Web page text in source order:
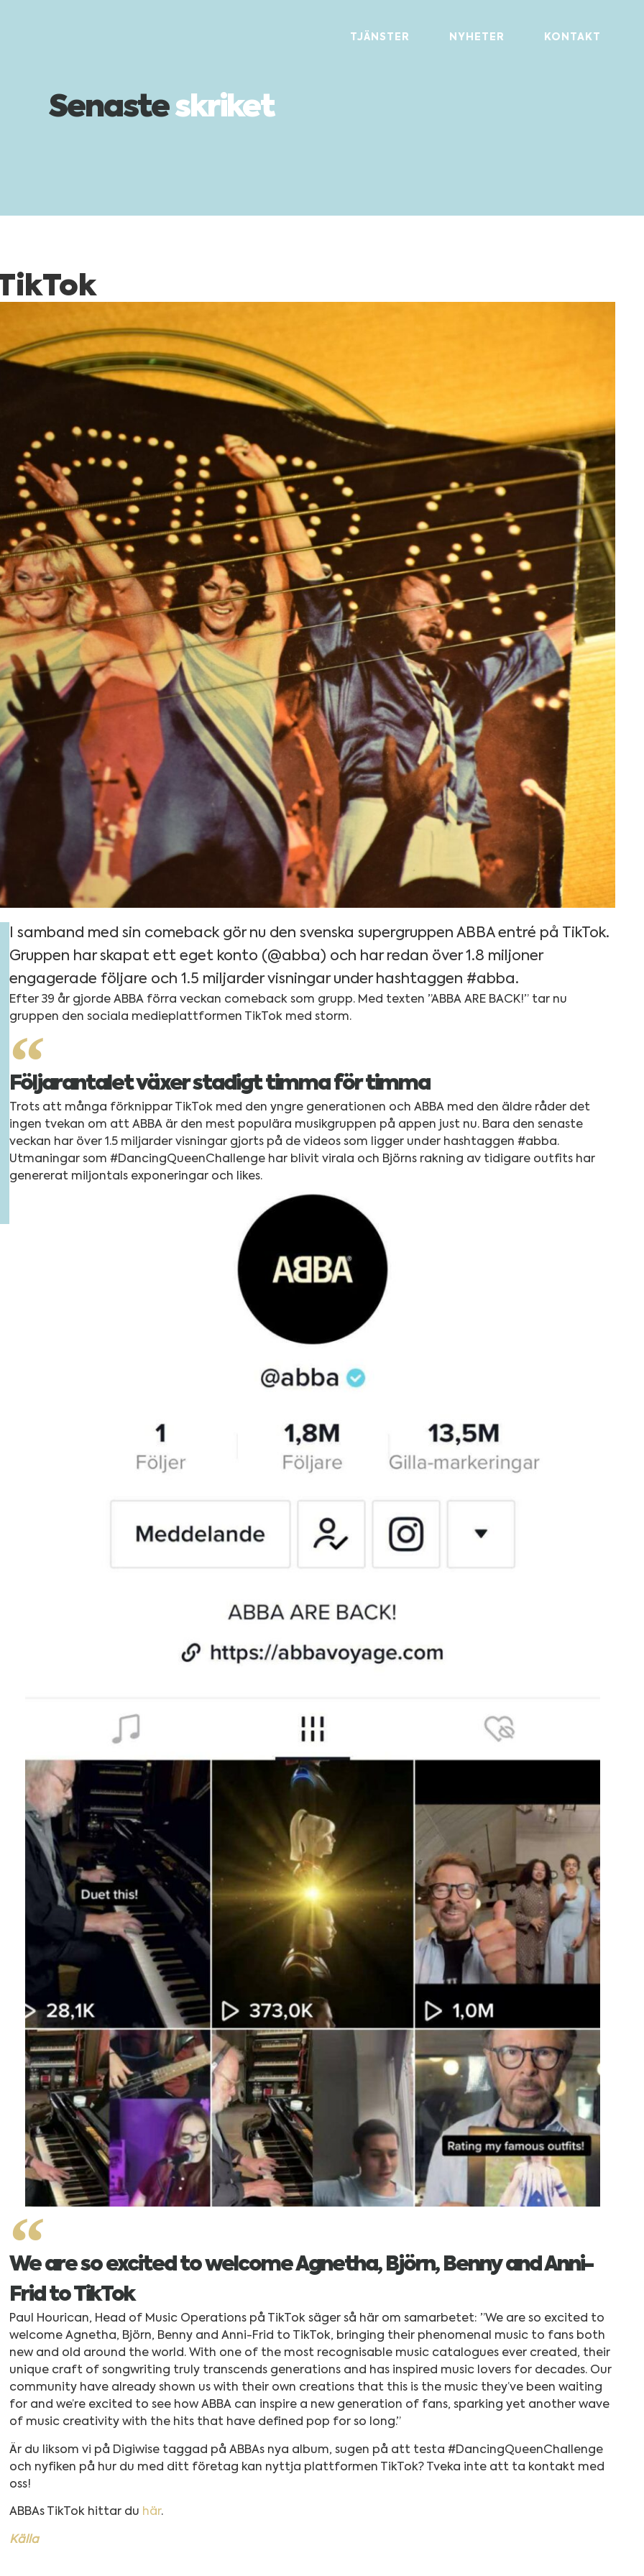
TJÄNSTER NYHETER KONTAKT
Senasteskriket
I samband med sin comeback gör nu den svenska supergruppen ABBA entré på TikTok.
Gruppen har skapat ett eget konto (@abba) och har redan över 1.8 miljoner
engagerade följare och 1.5 miljarder visningar under hashtaggen #abba.
Efter 39 år gjorde ABBA förra veckan comeback som grupp. Med texten ”ABBA ARE BACK!” tar nu
gruppen den sociala medieplattformen TikTok med storm.
Följarantalet växer stadigt timma för timma
Trots att många förknippar TikTok med den yngre generationen och ABBA med den äldre råder det
ingen tvekan om att ABBA är den mest populära musikgruppen på appen just nu. Bara den senaste
veckan har över 1.5 miljarder visningar gjorts på de videos som ligger under hashtaggen #abba.
Utmaningar som #DancingQueenChallenge har blivit virala och Björns rakning av tidigare outfits har
genererat miljontals exponeringar och likes.
We are so excited to welcome Agnetha, Björn, Benny and Anni-
Frid to TikTok
Paul Hourican, Head of Music Operations på TikTok säger så här om samarbetet: ”We are so excited to
welcome Agnetha, Björn, Benny and Anni-Frid to TikTok, bringing their phenomenal music to fans both
new and old around the world. With one of the most recognisable music catalogues ever created, their
unique craft of songwriting truly transcends generations and has inspired music lovers for decades. Our
community have already shown us with their own creations that this is the music they’ve been waiting
for and we’re excited to see how ABBA can inspire a new generation of fans, sparking yet another wave
of music creativity with the hits that have defined pop for so long.”
Är du liksom vi på Digiwise taggad på ABBAs nya album, sugen på att testa #DancingQueenChallenge
och nyfiken på hur du med ditt företag kan nyttja plattformen TikTok? Tveka inte att ta kontakt med
oss!
ABBAs TikTok hittar du här.
Källa